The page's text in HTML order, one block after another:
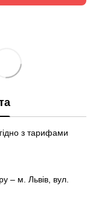
з тарифами
– м. Львів, вул.